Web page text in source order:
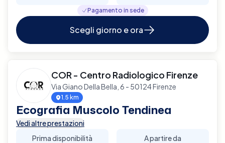
Pagamento in sede
Scegli giorno e ora
COR - Centro Radiologico Firenze
Via Giano Della Bella, 6 - 50124 Firenze
1.5 km
Ecografia Muscolo Tendinea
Vedi altre prestazioni
Prima disponibilità
A partire da